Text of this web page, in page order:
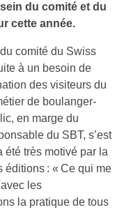
du comité et du
cette année.
comité du Swiss
à un besoin de
des visiteurs du
de boulanger-
en marge du
du SBT, s’est
été très motivé par la
éditions : « Ce qui me
les
la pratique de tous